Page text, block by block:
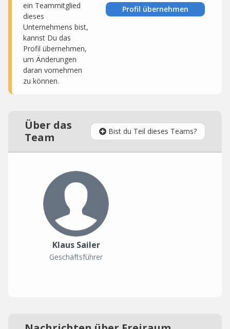
ein Teammitglied
dieses
Unternehmens bist,
kannst Du das
Profil übernehmen,
um Änderungen
daran vornehmen
zu können.
Profil übernehmen
Über das
Team
Bist du Teil dieses Teams?
Klaus Sailer
Geschäftsführer